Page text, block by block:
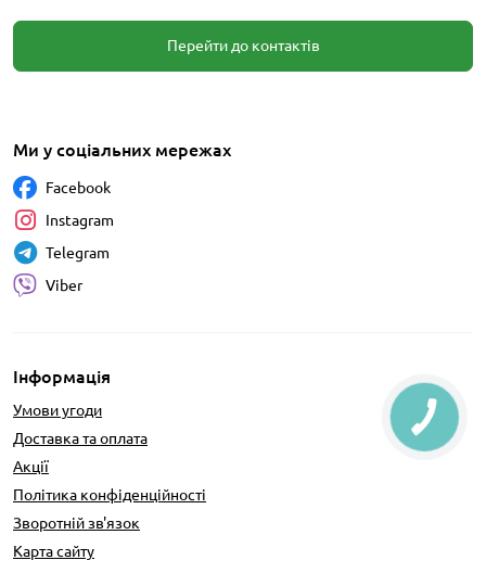
Перейти до контактів
Інформація
Умови угоди
Доставка та оплата
Акції
Політика конфіденційності
Зворотній зв'язок
Карта сайту
Ми у соціальних мережах
Facebook
Instagram
Telegram
Viber